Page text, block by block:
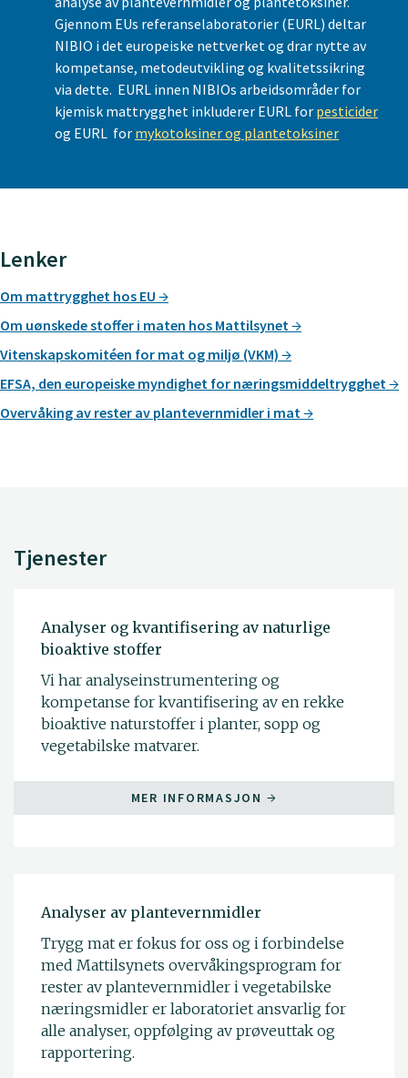
Gjennom EUs referanselaboratorier (EURL) deltar
NIBIO i det europeiske nettverket og drar nytte av
kompetanse, metodeutvikling og kvalitetssikring
via dette. EURL innen NIBIOs arbeidsområder for
kjemisk mattrygghet inkluderer EURL for pesticider
og EURL for mykotoksiner og plantetoksiner
Lenker
Om mattrygghet hos EU
Om uønskede stoffer i maten hos Mattilsynet
Vitenskapskomitéen for mat og miljø (VKM)
EFSA, den europeiske myndighet for næringsmiddeltrygghet
Overvåking av rester av plantevernmidler i mat
Tjenester
Analyser og kvantifisering av naturlige
bioaktive stoffer
Vi har analyseinstrumentering og
kompetanse for kvantifisering av en rekke
bioaktive naturstoffer i planter, sopp og
vegetabilske matvarer.
MER INFORMASJON
Analyser av plantevernmidler
Trygg mat er fokus for oss og i forbindelse
med Mattilsynets overvåkingsprogram for
rester av plantevernmidler i vegetabilske
næringsmidler er laboratoriet ansvarlig for
alle analyser, oppfølging av prøveuttak og
rapportering.